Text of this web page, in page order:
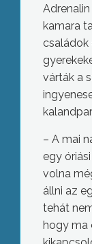
kamara
családok
várták a
– A mai
egy
volna
állni az
tehát
hogy ma